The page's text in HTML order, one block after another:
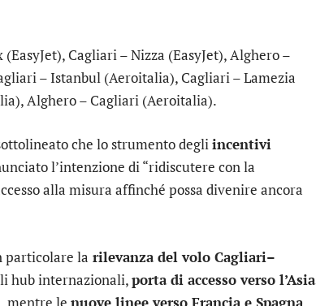
Cagliari – Nizza (EasyJet), Alghero –
– Istanbul (Aeroitalia), Cagliari – Lamezia
Alghero – Cagliari (Aeroitalia).
che lo strumento degliincentivi
l’intenzione di “ridiscutere con la
alla misura affinché possa divenire ancora
particolare la rilevanza del volo Cagliari–
hub internazionali,porta di accesso verso l’Asia
mentre le nuove linee verso Francia e Spagna,